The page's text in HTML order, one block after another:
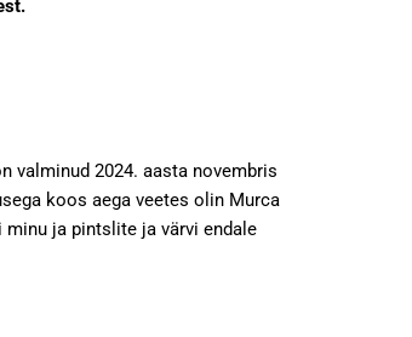
valminud 2024. aasta novembris
koos aega veetes olin Murca
ja pintslite ja värvi endale